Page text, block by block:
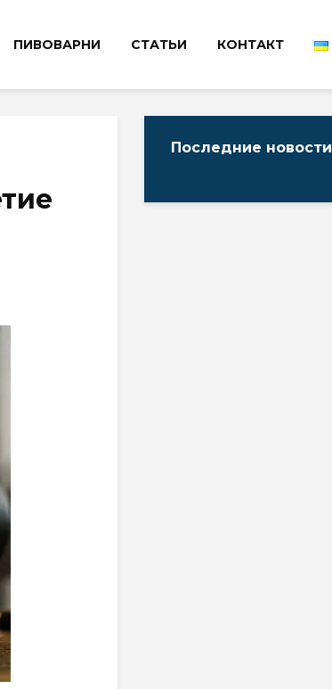
ПИВОВАРНИ СТАТЬИ КОНТАКТ
Последние новости